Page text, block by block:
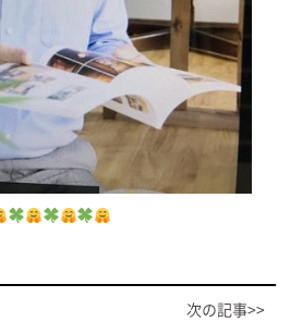
次の記事>>